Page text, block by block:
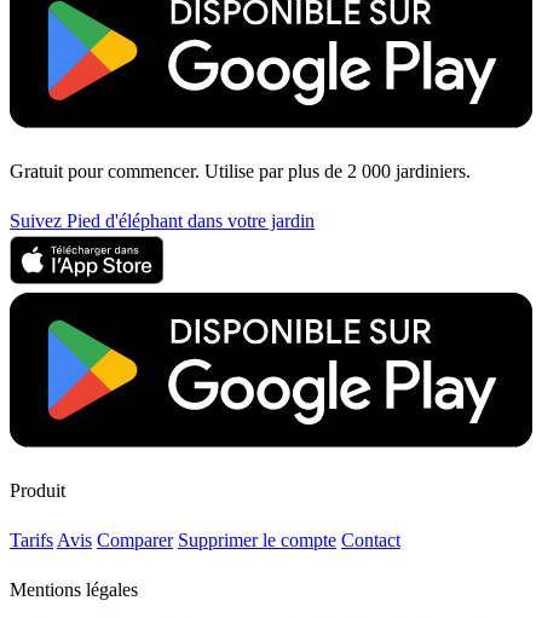
Gratuit pour commencer. Utilise par plus de 2 000 jardiniers.
Suivez Pied d'éléphant dans votre jardin
Produit
Tarifs Avis Comparer Supprimer le compte Contact
Mentions légales